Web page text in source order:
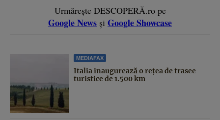
Urmărește DESCOPERĂ.ro pe
Google News și Google Showcase
MEDIAFAX
Italia inaugurează o rețea de trasee
turistice de 1.500 km